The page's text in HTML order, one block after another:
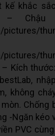
kế khắc
– Chậu
pictures/
pictures/
Kích
không
-Ngăn kéo
PVC